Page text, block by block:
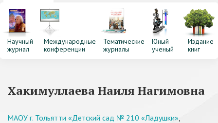
Научный
журнал
Международные
конференции
Тематические
журналы
Юный
ученый
Издание
книг
Хакимуллаева Наиля Нагимовна
МАОУ г. Тольятти «Детский сад № 210 «Ладушки»,